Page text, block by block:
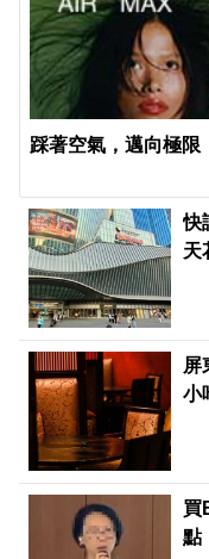
踩著空氣，邁向極限
快
天
屏
小
買
點